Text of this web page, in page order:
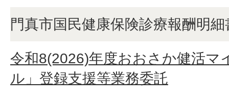
門真市国民健康保険診療報酬明
令和8(2026)年度おおさか健活マ
ル」登録支援等業務委託